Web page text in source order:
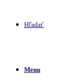
Hľadať
Menu